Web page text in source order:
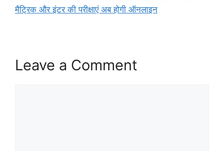
मैट्रिक और इंटर की परीक्षाएं अब होगी ऑनलाइन
Leave a Comment